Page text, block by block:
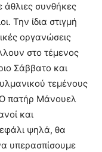
άθλιες συνθήκες
Την ίδια στιγμή
οργανώσεις
στο τέμενος
Σάββατο και
τεμένους
πατήρ Μάνουελ
και
ψηλά, θα
υπερασπίσουμε